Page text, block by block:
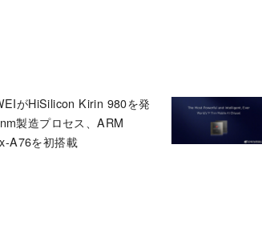
がHiSilicon Kirin 980を発
製造プロセス、ARM
A76を初搭載